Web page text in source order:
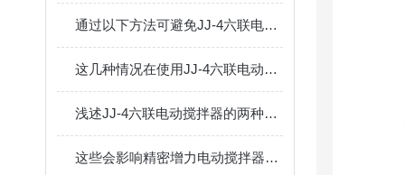
通过以下方法可避免JJ-4六联电动搅拌器发生故障
这几种情况在使用JJ-4六联电动搅拌器时要多注意！
浅述JJ-4六联电动搅拌器的两种不同温度控制模式
这些会影响精密增力电动搅拌器使用寿命的因素您知道吗？